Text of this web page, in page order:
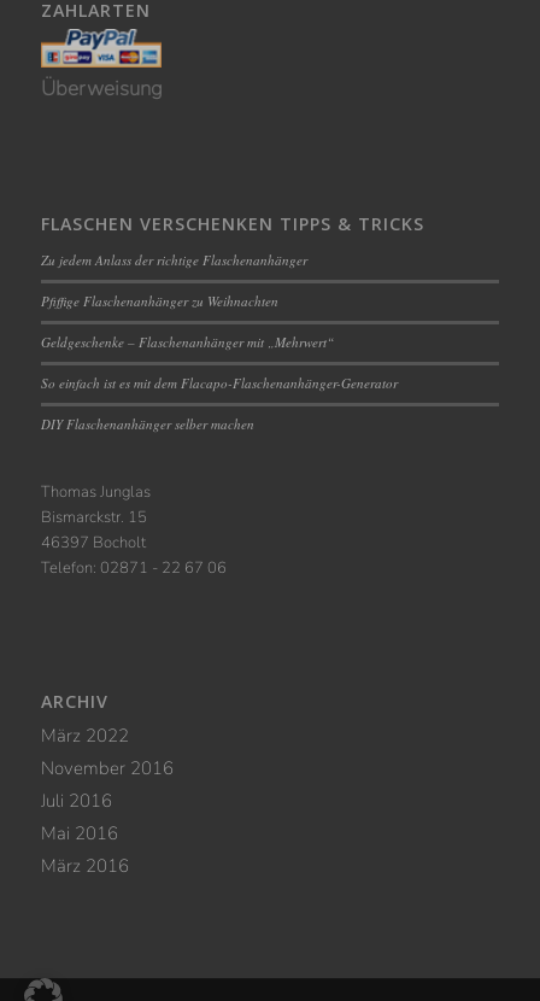
ZAHLARTEN
Überweisung
FLASCHEN VERSCHENKEN TIPPS & TRICKS
Zu jedem Anlass der richtige Flaschenanhänger
Pfiffige Flaschenanhänger zu Weihnachten
Geldgeschenke – Flaschenanhänger mit „Mehrwert“
So einfach ist es mit dem Flacapo-Flaschenanhänger-Generator
DIY Flaschenanhänger selber machen
Thomas Junglas
Bismarckstr. 15
46397 Bocholt
Telefon: 02871 - 22 67 06
ARCHIV
März 2022
November 2016
Juli 2016
Mai 2016
März 2016